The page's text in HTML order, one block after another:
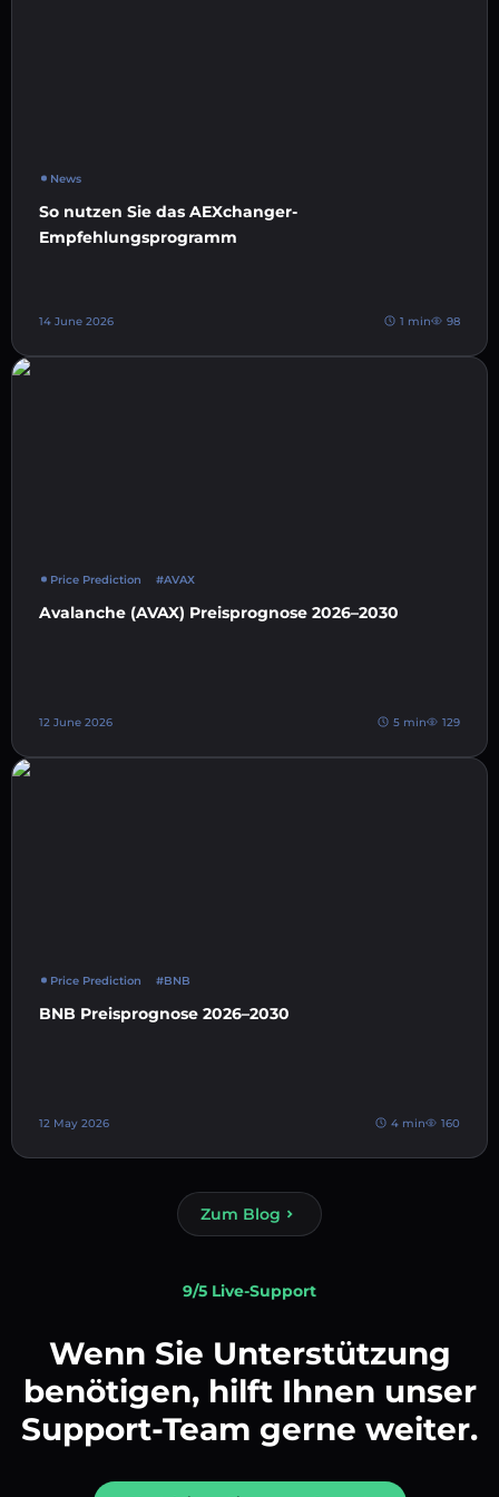
News
So nutzen Sie das AEXchanger-
Empfehlungsprogramm
14 June 2026 1 min 98
Price Prediction #AVAX
Avalanche (AVAX) Preisprognose 2026–2030
12 June 2026 5 min 129
Price Prediction #BNB
BNB Preisprognose 2026–2030
12 May 2026 4 min 160
Zum Blog
9/5 Live-Support
Wenn Sie Unterstützung
benötigen, hilft Ihnen unser
Support-Team gerne weiter.